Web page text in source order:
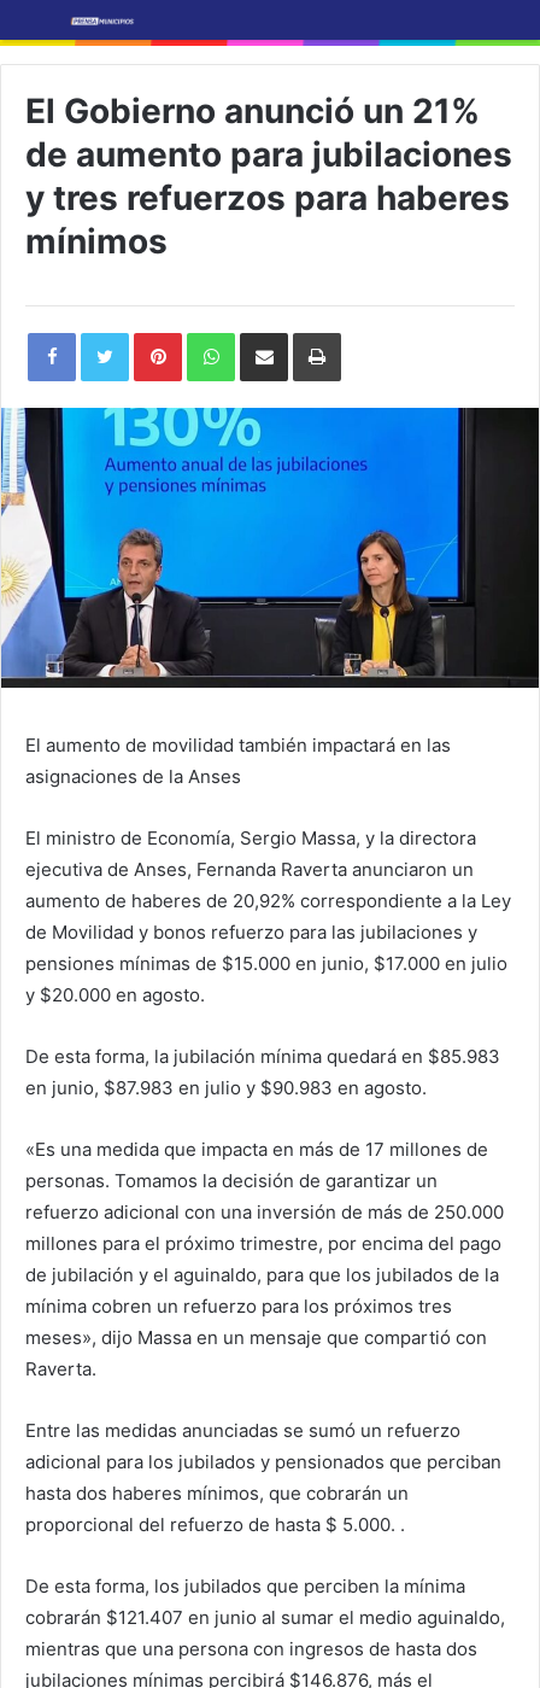
El Gobierno anunció un 21%
de aumento para jubilaciones
y tres refuerzos para haberes
mínimos
PinterestWhatsAppShare
Email
Print
El aumento de movilidad también impactará en las
asignaciones de la Anses
El ministro de Economía, Sergio Massa, y la directora
ejecutiva de Anses, Fernanda Raverta anunciaron un
aumento de haberes de 20,92% correspondiente a la Ley
de Movilidad y bonos refuerzo para las jubilaciones y
pensiones mínimas de $15.000 en junio, $17.000 en julio
y $20.000 en agosto.
De esta forma, la jubilación mínima quedará en $85.983
en junio, $87.983 en julio y $90.983 en agosto.
«Es una medida que impacta en más de 17 millones de
personas. Tomamos la decisión de garantizar un
refuerzo adicional con una inversión de más de 250.000
millones para el próximo trimestre, por encima del pago
de jubilación y el aguinaldo, para que los jubilados de la
mínima cobren un refuerzo para los próximos tres
meses», dijo Massa en un mensaje que compartió con
Raverta.
Entre las medidas anunciadas se sumó un refuerzo
adicional para los jubilados y pensionados que perciban
hasta dos haberes mínimos, que cobrarán un
proporcional del refuerzo de hasta $ 5.000. .
De esta forma, los jubilados que perciben la mínima
cobrarán $121.407 en junio al sumar el medio aguinaldo,
mientras que una persona con ingresos de hasta dos
jubilaciones mínimas percibirá $146.876, más el